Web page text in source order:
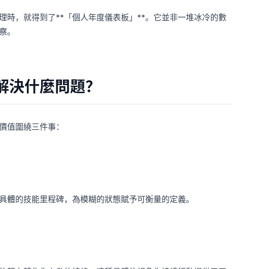
時，就得到了**「個人年度儀表板」**。它並非一堆冰冷的數
。
什麼問題？
值圍繞三件事：
的技能里程碑，為模糊的狀態賦予可衡量的定義。